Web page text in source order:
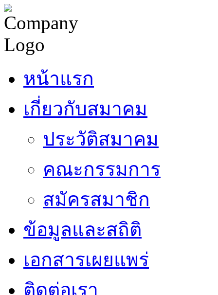
หน้าแรก
เกี่ยวกับสมาคม
ประวัติสมาคม
คณะกรรมการ
สมัครสมาชิก
ข้อมูลและสถิติ
เอกสารเผยแพร่
ติดต่อเรา